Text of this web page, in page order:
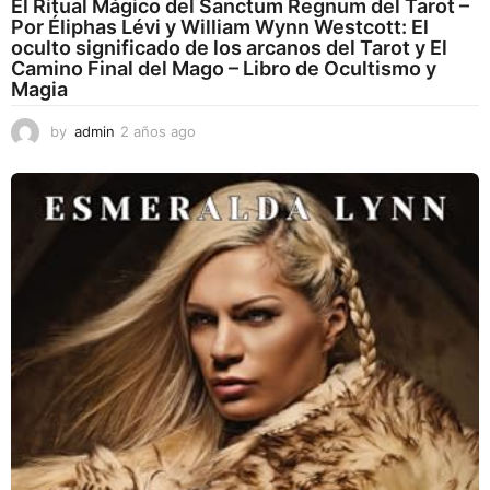
El Ritual Mágico del Sanctum Regnum del Tarot –
Por Éliphas Lévi y William Wynn Westcott: El
oculto significado de los arcanos del Tarot y El
Camino Final del Mago – Libro de Ocultismo y
Magia
by admin 2 años ago
ñ
s
g
o